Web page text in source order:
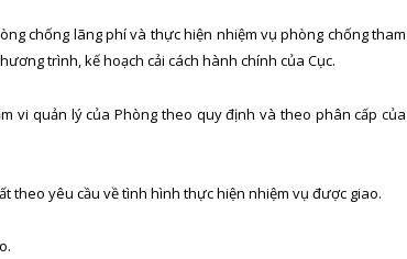
chống lãng phí và thực hiện nhiệm vụ phòng chống tham
trình, kế hoạch cải cách hành chính của Cục.
vi quản lý của Phòng theo quy định và theo phân cấp của
theo yêu cầu về tình hình thực hiện nhiệm vụ được giao.